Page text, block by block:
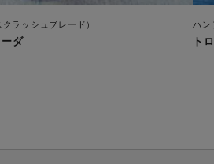
ラッシュブレード）
ダ
ハン
ト